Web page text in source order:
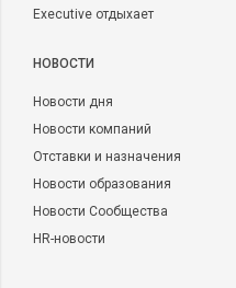
Executive отдыхает
НОВОСТИ
Новости дня
Новости компаний
Отставки и назначения
Новости образования
Новости Сообщества
HR-новости